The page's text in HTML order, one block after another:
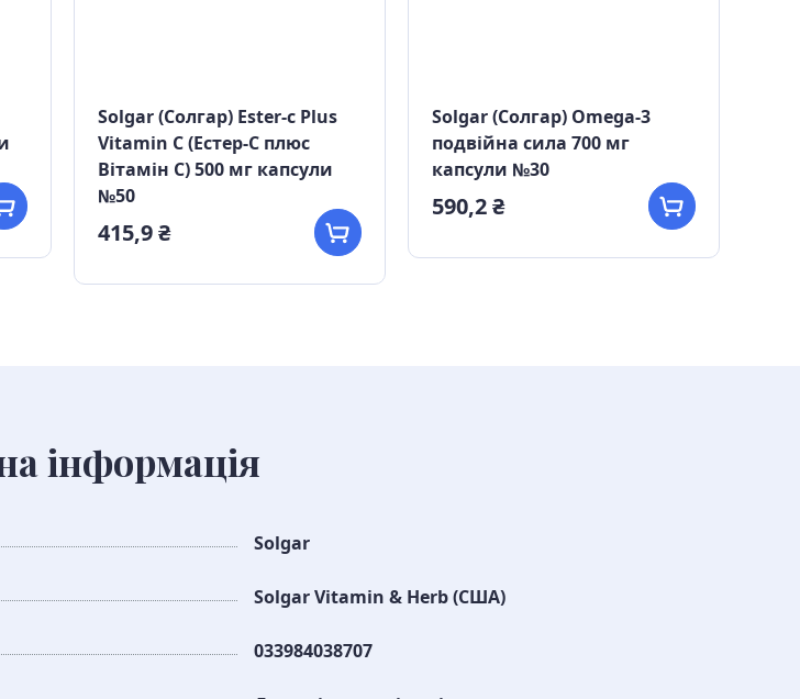
Solgar (Солгар) Ester-c Plus
Vitamin C (Естер-С плюс
Вітамін С) 500 мг капсули
№50
415,9 ₴
Solgar (Солгар) Omega-3
подвійна сила 700 мг
капсули №30
590,2 ₴
інформація
Solgar
Solgar Vitamin & Herb (США)
033984038707